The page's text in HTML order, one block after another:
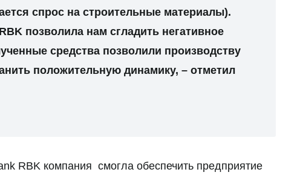
спрос на строительные материалы).
позволила нам сгладить негативное
средства позволили производству
положительную динамику, – отметил
RBK компания смогла обеспечить предприятие